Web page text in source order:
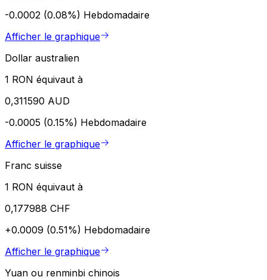
-0.0002 (0.08%) Hebdomadaire
Afficher le graphique
Dollar australien
1 RON équivaut à
0,311590 AUD
-0.0005 (0.15%) Hebdomadaire
Afficher le graphique
Franc suisse
1 RON équivaut à
0,177988 CHF
+0.0009 (0.51%) Hebdomadaire
Afficher le graphique
Yuan ou renminbi chinois